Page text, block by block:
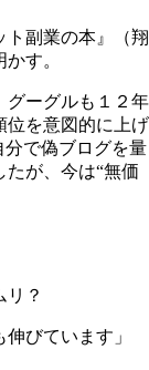
ト副業の本』（翔
す。
グーグルも１２年
位を意図的に上げ
分で偽ブログを量
が、今は“無価
リ？
びています」